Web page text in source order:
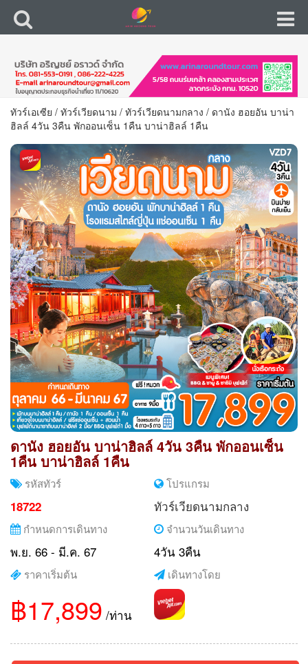
ทัวร์เอเซีย / ทัวร์เวียดนาม / ทัวร์เวียดนามกลาง / ดานัง ฮอยอัน บาน่า
ฮิลล์ 4วัน 3คืน พักออนเซ็น 1คืน บาน่าฮิลล์ 1คืน
ดานัง ฮอยอัน บาน่าฮิลล์ 4วัน 3คืน พักออนเซ็น
1คืน บาน่าฮิลล์ 1คืน
รหัสทัวร์
18722
โปรแกรม
ทัวร์เวียดนามกลาง
กำหนดการเดินทาง
พ.ย. 66 - มี.ค. 67
จำนวนวันเดินทาง
4วัน 3คืน
ราคาเริ่มต้น
฿17,899 /ท่าน
เดินทางโดย